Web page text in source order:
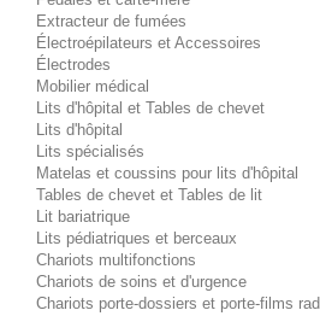
Extracteur de fumées
Électroépilateurs et Accessoires
Électrodes
Mobilier médical
Lits d'hôpital et Tables de chevet
Lits d'hôpital
Lits spécialisés
Matelas et coussins pour lits d'hôpital
Tables de chevet et Tables de lit
Lit bariatrique
Lits pédiatriques et berceaux
Chariots multifonctions
Chariots de soins et d'urgence
Chariots porte-dossiers et porte-films